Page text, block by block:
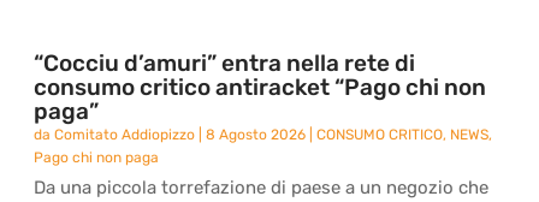
“Cocciu d’amuri” entra nella rete di
consumo critico antiracket “Pago chi non
paga”
daComitato Addiopizzo |8 Agosto 2026 |CONSUMO CRITICO, NEWS,
Pago chi non paga
Da una piccola torrefazione di paese a un negozio che